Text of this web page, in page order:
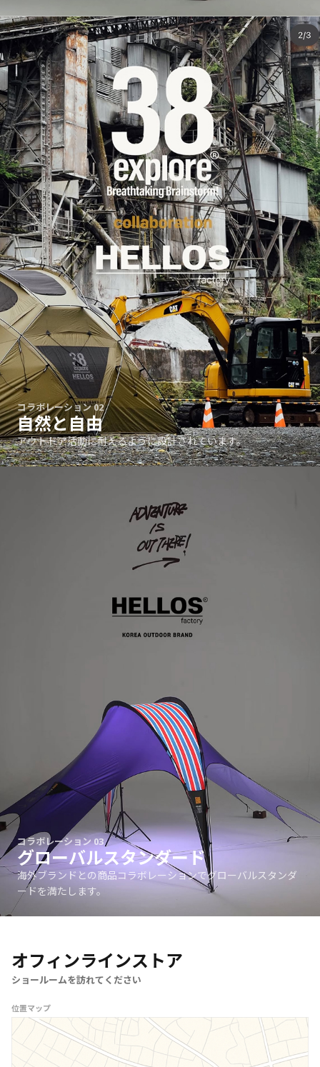
コラボレーション 02
自然と自由
アウトドア活動に耐えるように設計されています。
コラボレーション 03
グローバルスタンダード
海外ブランドとの商品コラボレーションでグローバルスタンダ
ードを満たします。
オフィンラインストア
ショールームを訪れてください
位置マップ